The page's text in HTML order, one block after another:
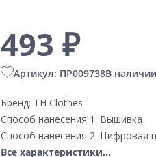
493 ₽
Артикул: ПР009738В
Бренд: TH Clothes
Способ нанесения 1: Вышивка
Способ нанесения 2: Цифровая
Все характеристики...